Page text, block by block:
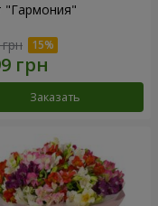
"Гармония"
Заказать